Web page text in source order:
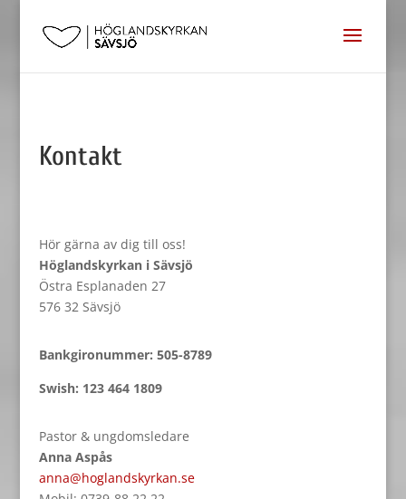
Kontakt
Hör gärna av dig till oss!
Höglandskyrkan i Sävsjö
Östra Esplanaden 27
576 32 Sävsjö
Bankgironummer: 505-8789
Swish: 123 464 1809
Pastor & ungdomsledare
Anna Aspås
anna@hoglandskyrkan.se